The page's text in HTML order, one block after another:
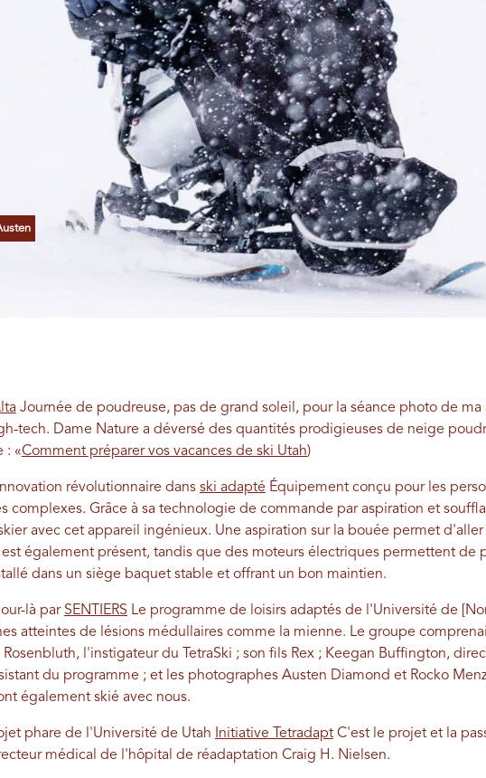
Journée de poudreuse, pas de grand soleil, pour la séance photo de ma
tech. Dame Nature a déversé des quantités prodigieuses de neige
: «Comment préparer vos vacances de ski Utah)
révolutionnaire dans ski adapté Équipement conçu pour les
complexes. Grâce à sa technologie de commande par aspiration et
avec cet appareil ingénieux. Une aspiration sur la bouée permet
également présent, tandis que des moteurs électriques permettent de
dans un siège baquet stable et offrant un bon maintien.
là par SENTIERS Le programme de loisirs adaptés de l'Université de
atteintes de lésions médullaires comme la mienne. Le groupe
l'instigateur du TetraSki ; son fils Rex ; Keegan Buffington,
du programme ; et les photographes Austen Diamond et Rocko
également skié avec nous.
phare de l'Université de Utah Initiative TetradaptC'est le projet et la
médical de l'hôpital de réadaptation Craig H. Nielsen.